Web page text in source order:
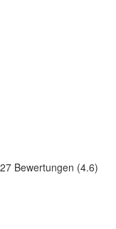
27 Bewertungen (4.6)